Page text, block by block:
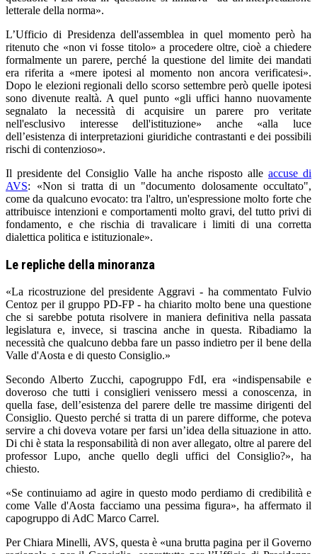
letterale della norma».
L’Ufficio di Presidenza dell'assemblea in quel momento però ha
ritenuto che «non vi fosse titolo» a procedere oltre, cioè a chiedere
formalmente un parere, perché la questione del limite dei mandati
era riferita a «mere ipotesi al momento non ancora verificatesi».
Dopo le elezioni regionali dello scorso settembre però quelle ipotesi
sono divenute realtà. A quel punto «gli uffici hanno nuovamente
segnalato la necessità di acquisire un parere pro veritate
nell'esclusivo interesse dell'istituzione» anche «alla luce
dell’esistenza di interpretazioni giuridiche contrastanti e dei possibili
rischi di contenzioso».
Il presidente del Consiglio Valle ha anche risposto alle accuse di
AVS: «Non si tratta di un "documento dolosamente occultato",
come da qualcuno evocato: tra l'altro, un'espressione molto forte che
attribuisce intenzioni e comportamenti molto gravi, del tutto privi di
fondamento, e che rischia di travalicare i limiti di una corretta
dialettica politica e istituzionale».
Le repliche della minoranza
«La ricostruzione del presidente Aggravi - ha commentato Fulvio
Centoz per il gruppo PD-FP - ha chiarito molto bene una questione
che si sarebbe potuta risolvere in maniera definitiva nella passata
legislatura e, invece, si trascina anche in questa. Ribadiamo la
necessità che qualcuno debba fare un passo indietro per il bene della
Valle d'Aosta e di questo Consiglio.»
Secondo Alberto Zucchi, capogruppo FdI, era «indispensabile e
doveroso che tutti i consiglieri venissero messi a conoscenza, in
quella fase, dell’esistenza del parere delle tre massime dirigenti del
Consiglio. Questo perché si tratta di un parere difforme, che poteva
servire a chi doveva votare per farsi un’idea della situazione in atto.
Di chi è stata la responsabilità di non aver allegato, oltre al parere del
professor Lupo, anche quello degli uffici del Consiglio?», ha
chiesto.
«Se continuiamo ad agire in questo modo perdiamo di credibilità e
come Valle d'Aosta facciamo una pessima figura», ha affermato il
capogruppo di AdC Marco Carrel.
Per Chiara Minelli, AVS, questa è «una brutta pagina per il Governo